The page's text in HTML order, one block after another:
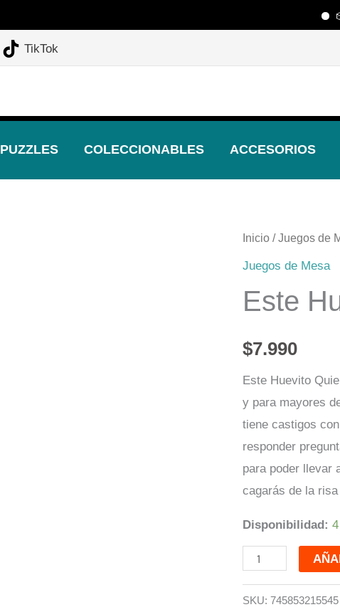
🎲
TikTok
PUZZLES COLECCIONABLES ACCESORIOS
Inicio /Juegos de
Juegos de Mesa
Este
$7.990
Este Huevito
y para mayores
tiene castigos
responder
para poder llevar
cagarás de la
Disponibilidad:
Este
Huevito
Sal
SKU: 745853215545